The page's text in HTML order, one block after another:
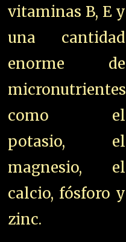
vitaminas B, E y
una cantidad
enorme de
micronutrientes
como el
potasio, el
magnesio, el
calcio, fósforo y
zinc.